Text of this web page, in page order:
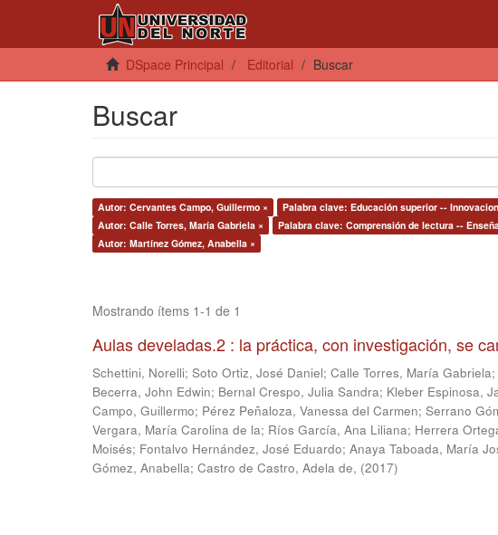
DSpace Principal Editorial Buscar
Buscar
Autor: Cervantes Campo, Guillermo × Palabra clave: Educación superior --
Autor: Calle Torres, María Gabriela ×
Palabra clave: Comprensión de lectura --
Autor: Martínez Gómez, Anabella ×
Mostrando ítems 1-1 de 1
Aulas develadas.2 : la práctica, con investigación, se
Schettini, Norelli; Soto Ortiz, José Daniel; Calle Torres, María Gabriela;
Becerra, John Edwin; Bernal Crespo, Julia Sandra; Kleber Espinosa,
Campo, Guillermo; Pérez Peñaloza, Vanessa del Carmen; Serrano
Vergara, María Carolina de la; Ríos García, Ana Liliana; Herrera
Moisés; Fontalvo Hernández, José Eduardo; Anaya Taboada, María
Gómez, Anabella; Castro de Castro, Adela de, (2017)